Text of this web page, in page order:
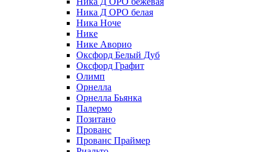
Ника Д ОРО белая
Ника Ноче
Нике
Нике Аворио
Оксфорд Белый Дуб
Оксфорд Графит
Олимп
Орнелла
Орнелла Бьянка
Палермо
Позитано
Прованс
Прованс Праймер